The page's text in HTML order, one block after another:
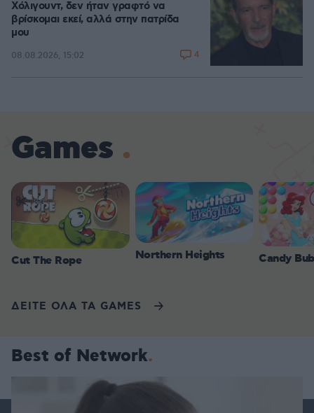
Χόλιγουντ, δεν ήταν γραφτό να
βρίσκομαι εκεί, αλλά στην πατρίδα
μου
08.08.2026, 15:02 4
Games
Cut The Rope Northern Heights Candy
ΔΕΙΤΕ ΟΛΑ ΤΑ GAMES
Best of Network